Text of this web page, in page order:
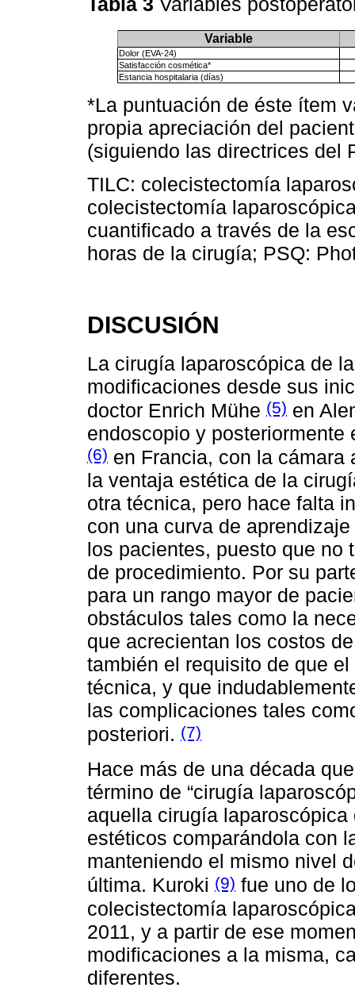
Variable
Dolor (EVA-24)
Satisfacción cosmética*
Estancia hospitalaria (días)
*La puntuación de éste ítem
propia apreciación del
(siguiendo las directrices del
TILC: colecistectomía
colecistectomía
cuantificado a través de la
horas de la cirugía; PSQ:
DISCUSIÓN
La cirugía laparoscópica de
modificaciones desde sus
doctor Enrich Mühe (5) en
endoscopio y posteriormente
(6) en Francia, con la cámara
la ventaja estética de la
otra técnica, pero hace falta
con una curva de
los pacientes, puesto que no
de procedimiento. Por su
para un rango mayor de
obstáculos tales como la
que acrecientan los costos
también el requisito de que
técnica, y que
las complicaciones tales
posteriori. (7)
Hace más de una década
término de “cirugía
aquella cirugía
estéticos comparándola con
manteniendo el mismo nivel
última. Kuroki (9) fue uno de
colecistectomía
2011, y a partir de ese
modificaciones a la misma,
diferentes.